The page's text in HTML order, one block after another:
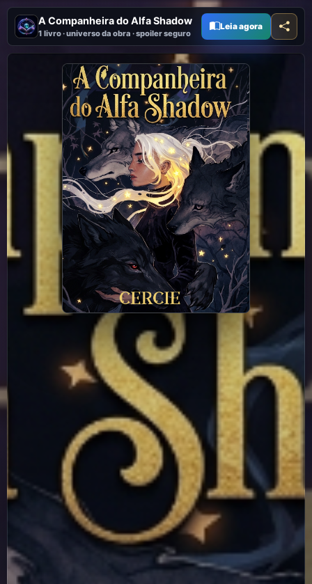
A Companheira do Alfa Shadow
1 livro · universo da obra · spoiler seguro
Leia agora